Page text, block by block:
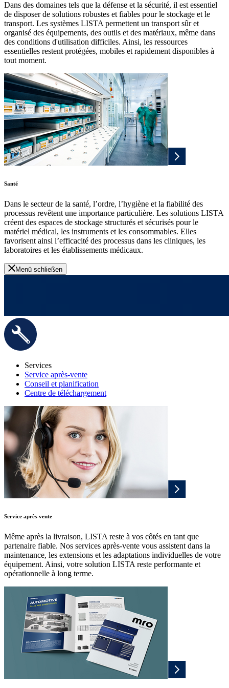
Dans des domaines tels que la défense et la sécurité, il est essentiel
de disposer de solutions robustes et fiables pour le stockage et le
transport. Les systèmes LISTA permettent un transport sûr et
organisé des équipements, des outils et des matériaux, même dans
des conditions d'utilisation difficiles. Ainsi, les ressources
essentielles restent protégées, mobiles et rapidement disponibles à
tout moment.
Santé
Dans le secteur de la santé, l’ordre, l’hygiène et la fiabilité des
processus revêtent une importance particulière. Les solutions LISTA
créent des espaces de stockage structurés et sécurisés pour le
matériel médical, les instruments et les consommables. Elles
favorisent ainsi l’efficacité des processus dans les cliniques, les
laboratoires et les établissements médicaux.
Menü schließen
Services
Service après-vente
Conseil et planification
Centre de téléchargement
Service après-vente
Même après la livraison, LISTA reste à vos côtés en tant que
partenaire fiable. Nos services après-vente vous assistent dans la
maintenance, les extensions et les adaptations individuelles de votre
équipement. Ainsi, votre solution LISTA reste performante et
opérationnelle à long terme.